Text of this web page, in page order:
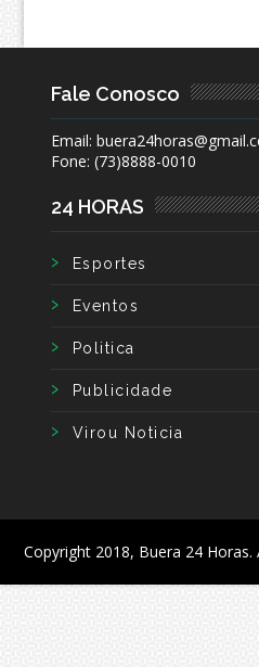
Fale Conosco
Email:
Fone: (73)8888-0010
24 HORAS
Esportes
Eventos
Politica
Publicidade
Virou Noticia
Copyright 2018, Buera 24 Horas.